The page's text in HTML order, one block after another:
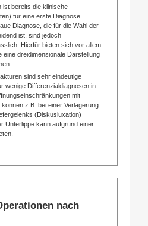
ist bereits die klinische
für eine erste Diagnose
Diagnose, die für die Wahl der
ist, sind jedoch
Hierfür bieten sich vor allem
eine dreidimensionale Darstellung
sind sehr eindeutige
wenige Differenzialdiagnosen in
mit
z.B. bei einer Verlagerung
(Diskusluxation)
Unterlippe kann aufgrund einer
nach